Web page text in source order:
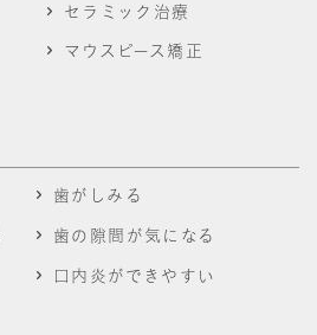
セラミック治療
マウスピース矯正
歯がしみる
歯の隙間が気になる
口内炎ができやすい